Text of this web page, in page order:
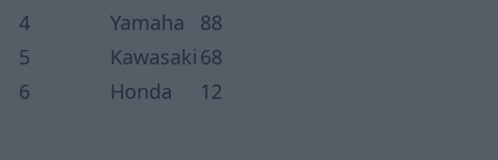
4
Yamaha
88
5
Kawasaki 68
6
Honda 12